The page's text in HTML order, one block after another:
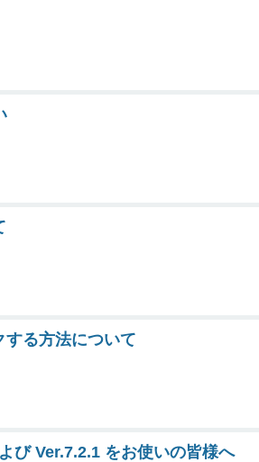
る方法について
び Ver.7.2.1 をお使いの皆様へ